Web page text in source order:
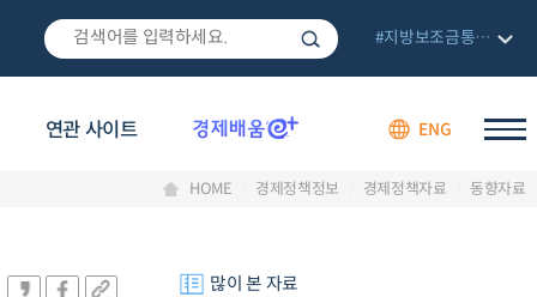
연관 사이트 ENG
#지방보조금통합관리망
HOME 경제정책정보 경제정책자료 동향자료
많이 본 자료